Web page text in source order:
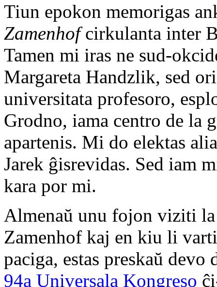
Tiun epokon memorigas
Zamenhofcirkulanta inter
Tamen mi iras ne sud-
Margareta Handzlik, sed
universitata profesoro,
Grodno, iama centro de la
apartenis. Mi do elektas
Jarek ĝisrevidas. Sed iam
kara por mi.
Almenaŭ unu fojon viziti
Zamenhof kaj en kiu li
paciga, estas preskaŭ devo
94a Universala Kongreso